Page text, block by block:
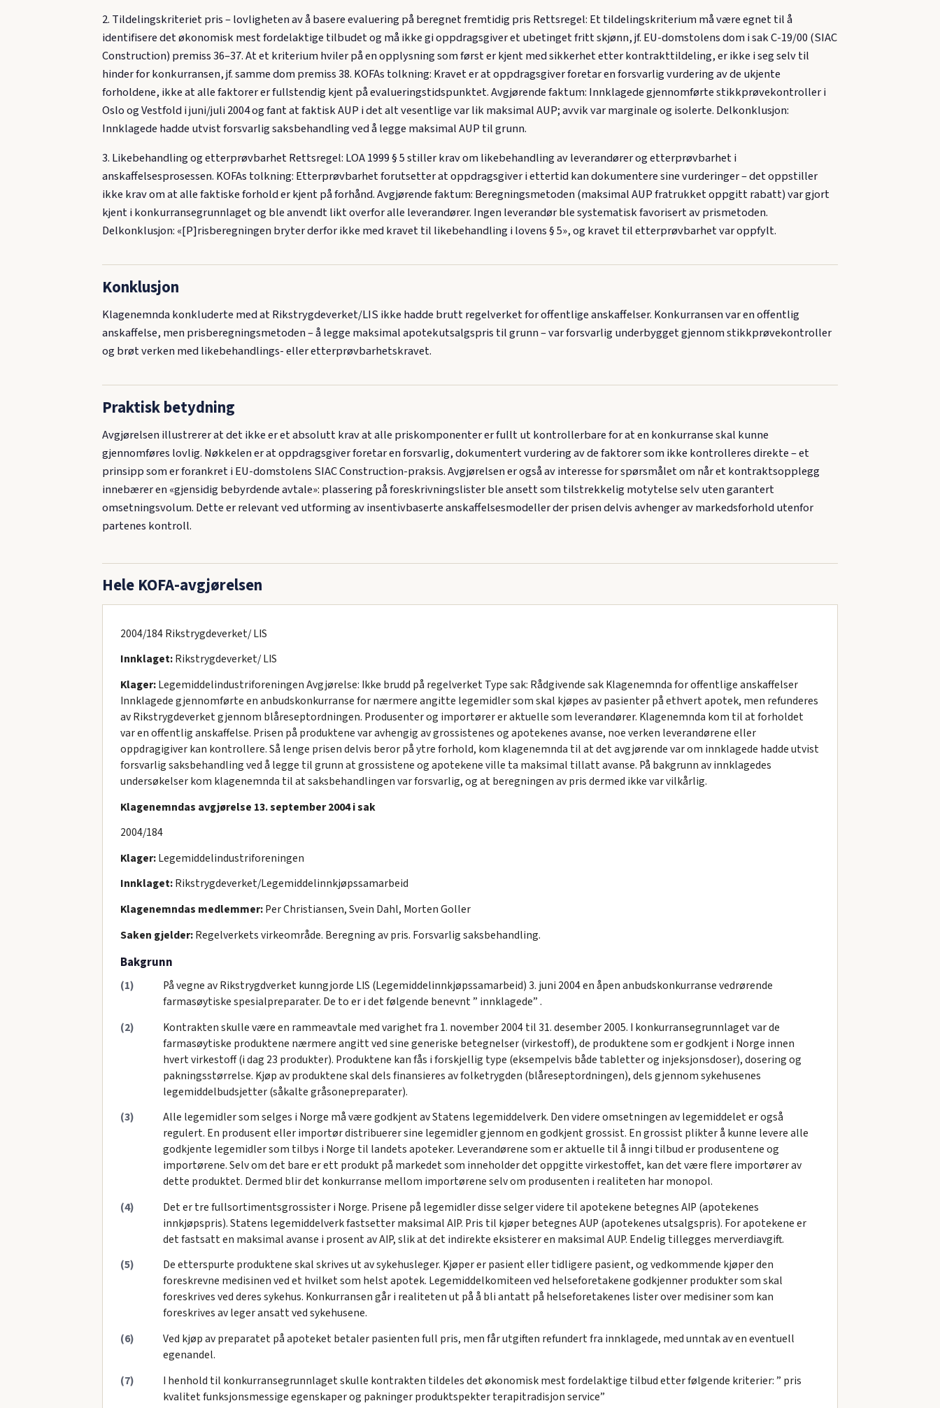
2. Tildelingskriteriet pris – lovligheten av å basere evaluering på beregnet fremtidig pris Rettsregel: Et tildelingskriterium må være egnet til å
identifisere det økonomisk mest fordelaktige tilbudet og må ikke gi oppdragsgiver et ubetinget fritt skjønn, jf. EU-domstolens dom i sak C-19/00 (SIAC
Construction) premiss 36–37. At et kriterium hviler på en opplysning som først er kjent med sikkerhet etter kontrakttildeling, er ikke i seg selv til
hinder for konkurransen, jf. samme dom premiss 38. KOFAs tolkning: Kravet er at oppdragsgiver foretar en forsvarlig vurdering av de ukjente
forholdene, ikke at alle faktorer er fullstendig kjent på evalueringstidspunktet. Avgjørende faktum: Innklagede gjennomførte stikkprøvekontroller i
Oslo og Vestfold i juni/juli 2004 og fant at faktisk AUP i det alt vesentlige var lik maksimal AUP; avvik var marginale og isolerte. Delkonklusjon:
Innklagede hadde utvist forsvarlig saksbehandling ved å legge maksimal AUP til grunn.
3. Likebehandling og etterprøvbarhet Rettsregel: LOA 1999 § 5 stiller krav om likebehandling av leverandører og etterprøvbarhet i
anskaffelsesprosessen. KOFAs tolkning: Etterprøvbarhet forutsetter at oppdragsgiver i ettertid kan dokumentere sine vurderinger – det oppstiller
ikke krav om at alle faktiske forhold er kjent på forhånd. Avgjørende faktum: Beregningsmetoden (maksimal AUP fratrukket oppgitt rabatt) var gjort
kjent i konkurransegrunnlaget og ble anvendt likt overfor alle leverandører. Ingen leverandør ble systematisk favorisert av prismetoden.
Delkonklusjon: «[P]risberegningen bryter derfor ikke med kravet til likebehandling i lovens § 5», og kravet til etterprøvbarhet var oppfylt.
Konklusjon
Klagenemnda konkluderte med at Rikstrygdeverket/LIS ikke hadde brutt regelverket for offentlige anskaffelser. Konkurransen var en offentlig
anskaffelse, men prisberegningsmetoden – å legge maksimal apotekutsalgspris til grunn – var forsvarlig underbygget gjennom stikkprøvekontroller
og brøt verken med likebehandlings- eller etterprøvbarhetskravet.
Praktisk betydning
Avgjørelsen illustrerer at det ikke er et absolutt krav at alle priskomponenter er fullt ut kontrollerbare for at en konkurranse skal kunne
gjennomføres lovlig. Nøkkelen er at oppdragsgiver foretar en forsvarlig, dokumentert vurdering av de faktorer som ikke kontrolleres direkte – et
prinsipp som er forankret i EU-domstolens SIAC Construction-praksis. Avgjørelsen er også av interesse for spørsmålet om når et kontraktsopplegg
innebærer en «gjensidig bebyrdende avtale»: plassering på foreskrivningslister ble ansett som tilstrekkelig motytelse selv uten garantert
omsetningsvolum. Dette er relevant ved utforming av insentivbaserte anskaffelsesmodeller der prisen delvis avhenger av markedsforhold utenfor
partenes kontroll.
Hele KOFA-avgjørelsen
2004/184 Rikstrygdeverket/ LIS
Innklaget:Rikstrygdeverket/ LIS
Klager:Legemiddelindustriforeningen Avgjørelse: Ikke brudd på regelverket Type sak: Rådgivende sak Klagenemnda for offentlige anskaffelser
Innklagede gjennomførte en anbudskonkurranse for nærmere angitte legemidler som skal kjøpes av pasienter på ethvert apotek, men refunderes
av Rikstrygdeverket gjennom blåreseptordningen. Produsenter og importører er aktuelle som leverandører. Klagenemnda kom til at forholdet
var en offentlig anskaffelse. Prisen på produktene var avhengig av grossistenes og apotekenes avanse, noe verken leverandørene eller
oppdragigiver kan kontrollere. Så lenge prisen delvis beror på ytre forhold, kom klagenemnda til at det avgjørende var om innklagede hadde utvist
forsvarlig saksbehandling ved å legge til grunn at grossistene og apotekene ville ta maksimal tillatt avanse. På bakgrunn av innklagedes
undersøkelser kom klagenemnda til at saksbehandlingen var forsvarlig, og at beregningen av pris dermed ikke var vilkårlig.
Klagenemndas avgjørelse 13. september 2004 i sak
2004/184
Klager:Legemiddelindustriforeningen
Innklaget:Rikstrygdeverket/Legemiddelinnkjøpssamarbeid
Klagenemndas medlemmer:Per Christiansen, Svein Dahl, Morten Goller
Saken gjelder:Regelverkets virkeområde. Beregning av pris. Forsvarlig saksbehandling.
Bakgrunn
(1)
På vegne av Rikstrygdverket kunngjorde LIS (Legemiddelinnkjøpssamarbeid) 3. juni 2004 en åpen anbudskonkurranse vedrørende
farmasøytiske spesialpreparater. De to er i det følgende benevnt ” innklagede” .
(2)
Kontrakten skulle være en rammeavtale med varighet fra 1. november 2004 til 31. desember 2005. I konkurransegrunnlaget var de
farmasøytiske produktene nærmere angitt ved sine generiske betegnelser (virkestoff), de produktene som er godkjent i Norge innen
hvert virkestoff (i dag 23 produkter). Produktene kan fås i forskjellig type (eksempelvis både tabletter og injeksjonsdoser), dosering og
pakningsstørrelse. Kjøp av produktene skal dels finansieres av folketrygden (blåreseptordningen), dels gjennom sykehusenes
legemiddelbudsjetter (såkalte gråsonepreparater).
(3)
Alle legemidler som selges i Norge må være godkjent av Statens legemiddelverk. Den videre omsetningen av legemiddelet er også
regulert. En produsent eller importør distribuerer sine legemidler gjennom en godkjent grossist. En grossist plikter å kunne levere alle
godkjente legemidler som tilbys i Norge til landets apoteker. Leverandørene som er aktuelle til å inngi tilbud er produsentene og
importørene. Selv om det bare er ett produkt på markedet som inneholder det oppgitte virkestoffet, kan det være flere importører av
dette produktet. Dermed blir det konkurranse mellom importørene selv om produsenten i realiteten har monopol.
(4)
Det er tre fullsortimentsgrossister i Norge. Prisene på legemidler disse selger videre til apotekene betegnes AIP (apotekenes
innkjøpspris). Statens legemiddelverk fastsetter maksimal AIP. Pris til kjøper betegnes AUP (apotekenes utsalgspris). For apotekene er
det fastsatt en maksimal avanse i prosent av AIP, slik at det indirekte eksisterer en maksimal AUP. Endelig tillegges merverdiavgift.
(5)
De etterspurte produktene skal skrives ut av sykehusleger. Kjøper er pasient eller tidligere pasient, og vedkommende kjøper den
foreskrevne medisinen ved et hvilket som helst apotek. Legemiddelkomiteen ved helseforetakene godkjenner produkter som skal
foreskrives ved deres sykehus. Konkurransen går i realiteten ut på å bli antatt på helseforetakenes lister over medisiner som kan
foreskrives av leger ansatt ved sykehusene.
(6)
Ved kjøp av preparatet på apoteket betaler pasienten full pris, men får utgiften refundert fra innklagede, med unntak av en eventuell
egenandel.
(7)
I henhold til konkurransegrunnlaget skulle kontrakten tildeles det økonomisk mest fordelaktige tilbud etter følgende kriterier: ” pris
kvalitet funksjonsmessige egenskaper og pakninger produktspekter terapitradisjon service”